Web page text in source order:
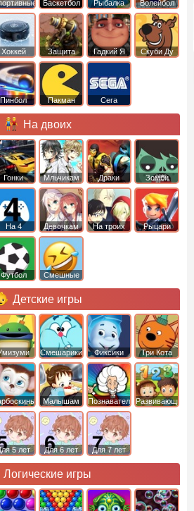
Баскетбол Рыбалка Волейбол
Хоккей
Защита
башни
Гадкий Я Скуби Ду
Пинбол Пакман Сега
На двоих
Гонки Мльчикам Драки Зомби
На 4 Девочкам На троих Рыцари
Футбол Смешные
Детские игры
Смешарики Фиксики Три Кота
Малышам ПознавательныеРазвивающие
5 лет Для 6 лет Для 7 лет
Логические игры